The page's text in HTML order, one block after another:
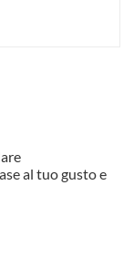
al tuo gusto e